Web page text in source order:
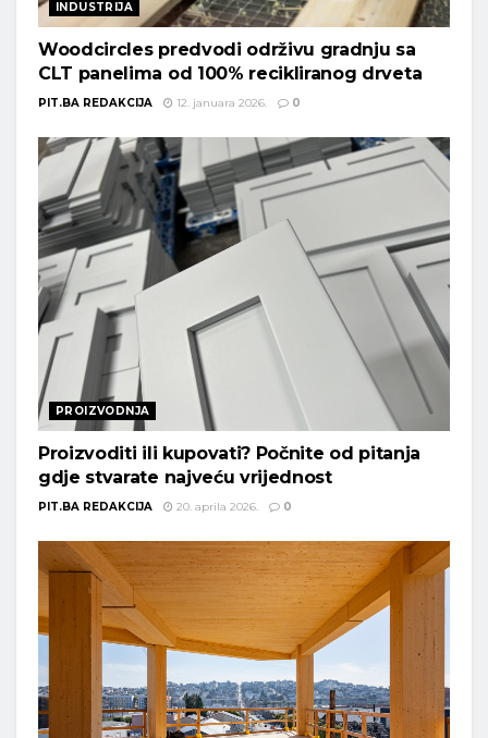
INDUSTRIJA
Woodcircles predvodi održivu gradnju sa
CLT panelima od 100% recikliranog drveta
PIT.BA REDAKCIJA 12. januara 2026. 0
PROIZVODNJA
Proizvoditi ili kupovati? Počnite od pitanja
gdje stvarate najveću vrijednost
PIT.BA REDAKCIJA 20. aprila 2026. 0